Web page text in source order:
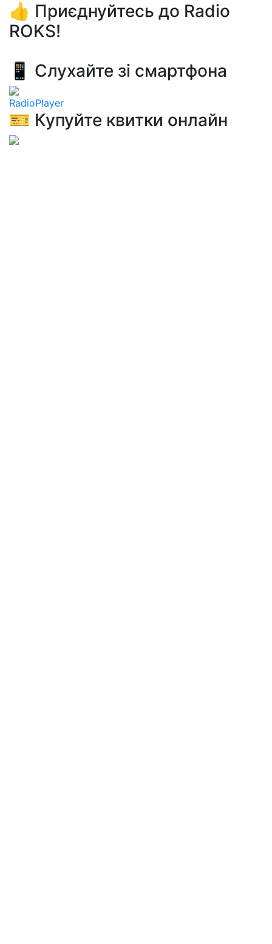
👍 Приєднуйтесь до Radio
ROKS!
📱 Слухайте зі смартфона
RadioPlayer
🎫 Купуйте квитки онлайн